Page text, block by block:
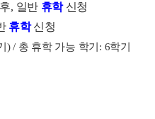
후, 일반 휴학 신청
휴학신청
) / 총 휴학 가능 학기 : 6학기